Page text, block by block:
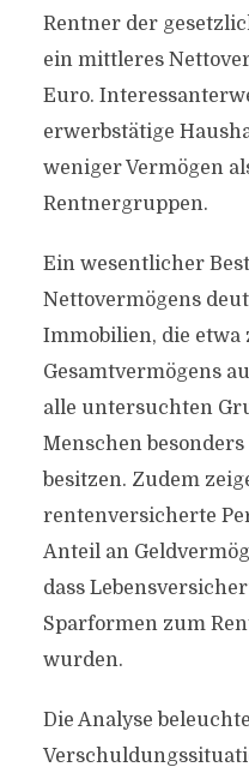
Rentner der
ein mittleres
Euro.
erwerbstätige
weniger Vermögen
Rentnergruppen.
Ein wesentlicher
Nettovermögens
Immobilien, die etwa
Gesamtvermögens
alle untersuchten
Menschen
besitzen. Zudem
rentenversicherte
Anteil an
dass
Sparformen zum
wurden.
Die Analyse